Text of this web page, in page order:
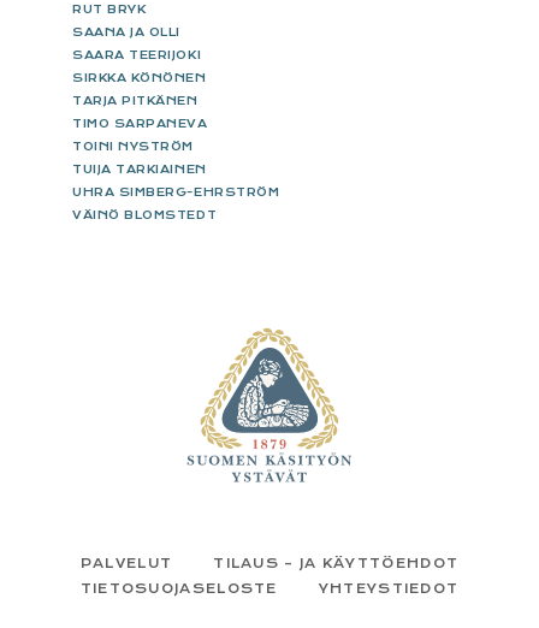
RUT BRYK
SAANA JA OLLI
SAARA TEERIJOKI
SIRKKA KÖNÖNEN
TARJA PITKÄNEN
TIMO SARPANEVA
TOINI NYSTRÖM
TUIJA TARKIAINEN
UHRA SIMBERG-EHRSTRÖM
VÄINÖ BLOMSTEDT
PALVELUT
TILAUS – JA KÄYTTÖEHDOT
TIETOSUOJASELOSTE
YHTEYSTIEDOT